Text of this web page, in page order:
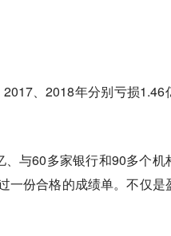
、2018年分别亏损1.46
与60多家银行和90多个机
一份合格的成绩单。不仅是